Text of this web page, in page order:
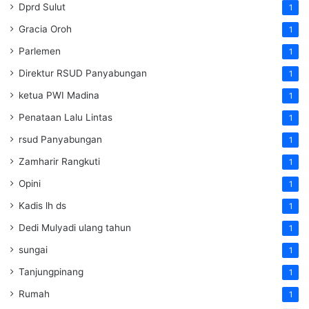
Dprd Sulut 1
Gracia Oroh 1
Parlemen 1
Direktur RSUD Panyabungan 1
ketua PWI Madina 1
Penataan Lalu Lintas 1
rsud Panyabungan 1
Zamharir Rangkuti 1
Opini 1
Kadis lh ds 1
Dedi Mulyadi ulang tahun 1
sungai 1
Tanjungpinang 1
Rumah 1